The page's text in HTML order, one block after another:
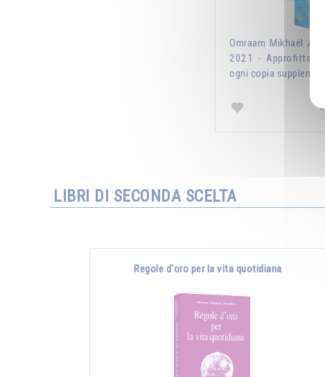
Omraam Mikhaël
2021 - Approfitta
ogni copia
LIBRI DI SECONDA SCELTA
Regole d'oro per la vita quotidiana